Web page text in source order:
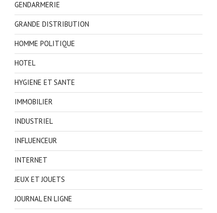
GENDARMERIE
GRANDE DISTRIBUTION
HOMME POLITIQUE
HOTEL
HYGIENE ET SANTE
IMMOBILIER
INDUSTRIEL
INFLUENCEUR
INTERNET
JEUX ET JOUETS
JOURNAL EN LIGNE